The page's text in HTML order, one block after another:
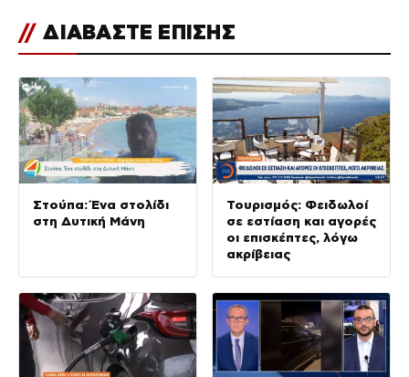
// ΔΙΑΒΑΣΤΕ ΕΠΙΣΗΣ
Στούπα: Ένα στολίδι
στη Δυτική Μάνη
Τουρισμός: Φειδωλοί
σε εστίαση και αγορές
οι επισκέπτες, λόγω
ακρίβειας